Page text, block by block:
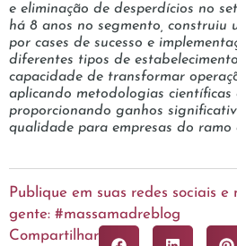
e eliminação de desperdícios no
há 8 anos no segmento, construiu
por cases de sucesso e
diferentes tipos de
capacidade de transformar
aplicando metodologias científicas
proporcionando ganhos
qualidade para empresas do ramo
Publique em suas redes sociais e
gente: #massamadreblog
Compartilhar